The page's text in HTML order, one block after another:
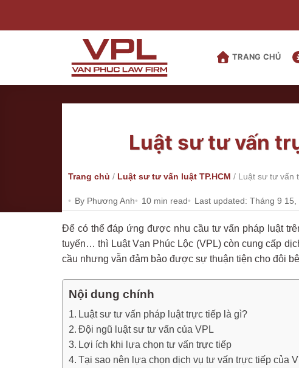
TRANG CHỦ
Luật sư tư vấn
Trang chủ / Luật sư tư vấn luật TP.HCM / Luật sư tư vấn
By Phương Anh 10 min read Last updated: Tháng 9 15,
Để có thể đáp ứng được nhu cầu tư vấn pháp luật
tuyến… thì Luật Vạn Phúc Lộc (VPL) còn cung cấp
cầu nhưng vẫn đảm bảo được sự thuận tiện cho đôi
Nội dung chính
Luật sư tư vấn pháp luật trực tiếp là gì?
Đội ngũ luật sư tư vấn của VPL
Lợi ích khi lựa chọn tư vấn trực tiếp
Tại sao nên lựa chọn dịch vụ tư vấn trực tiếp của